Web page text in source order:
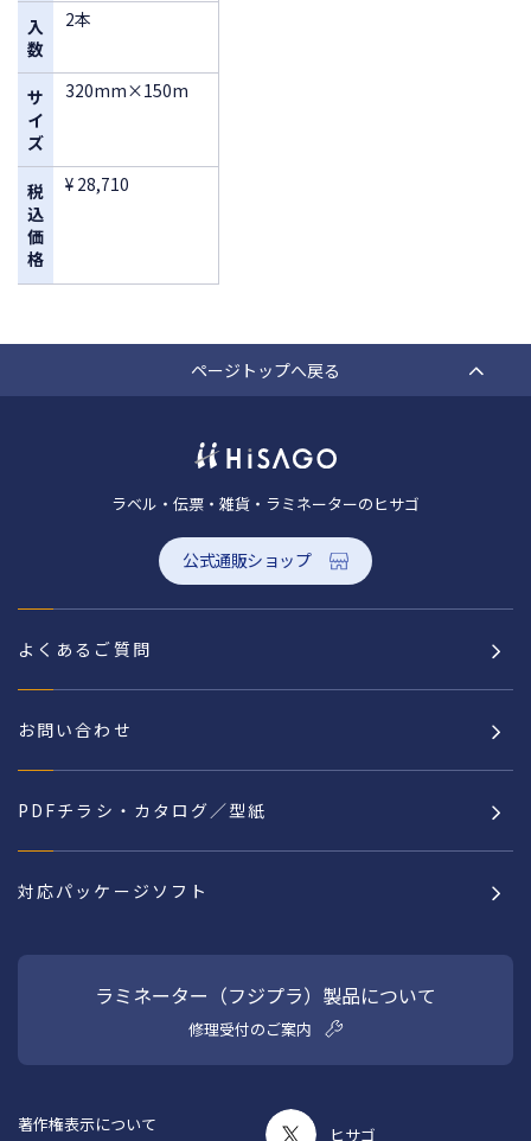
入
数
サ
イ
ズ
税
込
価
格
2本
320mm×150m
¥ 28,710
ページトップへ戻る
ラベル・伝票・雑貨・ラミネーターのヒサゴ
公式通販ショップ
よくあるご質問
お問い合わせ
PDFチラシ・カタログ／型紙
対応パッケージソフト
ラミネーター（フジプラ）製品について
修理受付のご案内
ヒサゴ
著作権表示について